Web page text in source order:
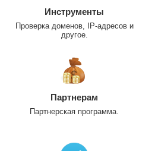
Инструменты
Проверка доменов, IP-адресов и
другое.
Партнерам
Партнерская программа.